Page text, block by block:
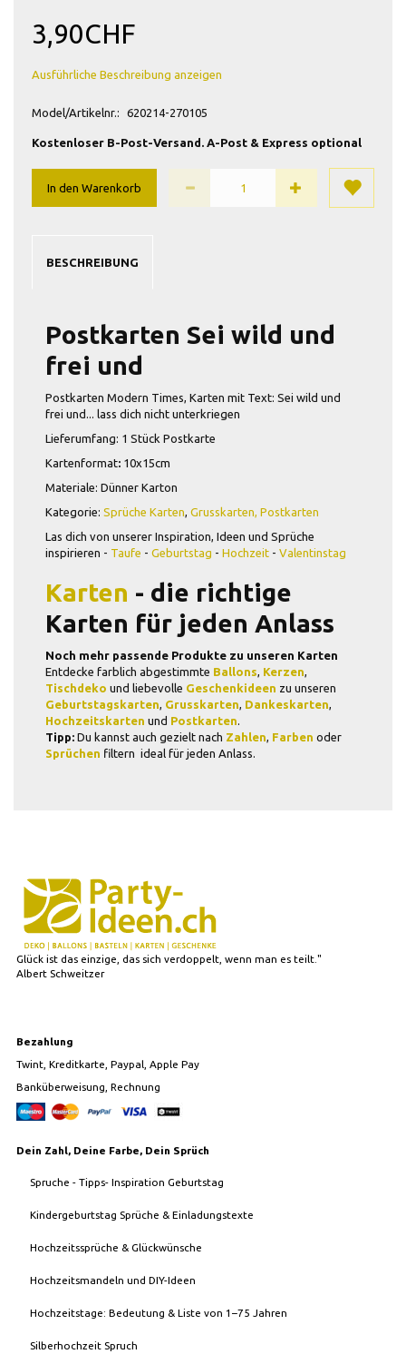
3,90CHF
Ausführliche Beschreibung anzeigen
Model/Artikelnr.: 620214-270105
Kostenloser B-Post-Versand. A-Post & Express optional
In den Warenkorb
BESCHREIBUNG
Postkarten Sei wild und
frei und
Postkarten Modern Times, Karten mit Text: Sei wild und
frei und... lass dich nicht unterkriegen
Lieferumfang: 1 Stück Postkarte
Kartenformat: 10x15cm
Materiale: Dünner Karton
Kategorie: Sprüche Karten, Grusskarten, Postkarten
Las dich von unserer Inspiration, Ideen und Sprüche
inspirieren - Taufe - Geburtstag - Hochzeit - Valentinstag
Karten - die richtige
Karten für jeden Anlass
Noch mehr passende Produkte zu unseren Karten
Entdecke farblich abgestimmte Ballons, Kerzen,
Tischdeko und liebevolle Geschenkideen zu unseren
Geburtstagskarten, Grusskarten, Dankeskarten,
Hochzeitskarten und Postkarten.
Tipp: Du kannst auch gezielt nach Zahlen, Farben oder
Sprüchen filtern  ideal für jeden Anlass.
Glück ist das einzige, das sich verdoppelt, wenn man es teilt."
Albert Schweitzer
Bezahlung
Twint, Kreditkarte, Paypal, Apple Pay
Banküberweisung, Rechnung
Dein Zahl, Deine Farbe, Dein Sprüch
Spruche - Tipps- Inspiration Geburtstag
Kindergeburtstag Sprüche & Einladungstexte
Hochzeitssprüche & Glückwünsche
Hochzeitsmandeln und DIY-Ideen
Hochzeitstage: Bedeutung & Liste von 1–75 Jahren
Silberhochzeit Spruch